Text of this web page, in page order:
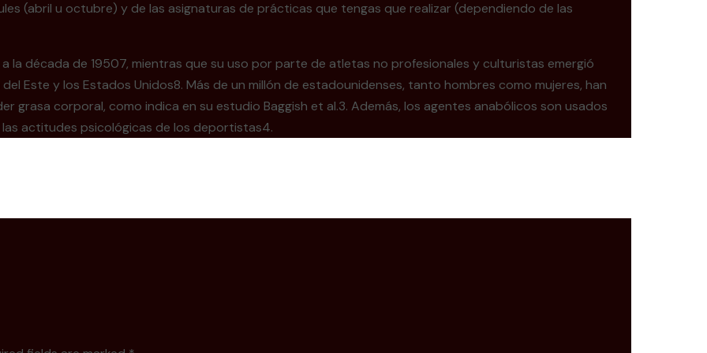
(abril u octubre) y de las asignaturas de prácticas que tengas que realizar (dependiendo de las
la década de 19507, mientras que su uso por parte de atletas no profesionales y culturistas emergió
Este y los Estados Unidos8. Más de un millón de estadounidenses, tanto hombres como mujeres, han
grasa corporal, como indica en su estudio Baggish et al.3. Además, los agentes anabólicos son usados
actitudes psicológicas de los deportistas4.